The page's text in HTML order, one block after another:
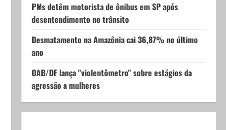
PMs detêm motorista de ônibus em SP após
desentendimento no trânsito
Desmatamento na Amazônia cai 36,87% no último
ano
OAB/DF lança "violentômetro" sobre estágios da
agressão a mulheres